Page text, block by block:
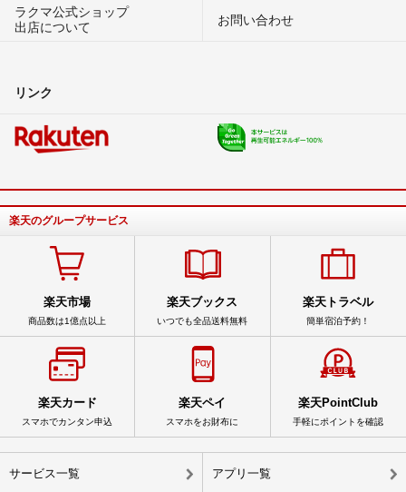
ラクマ公式ショップ
出店について
お問い合わせ
リンク
楽天のグループサービス
楽天市場
商品数は1億点以上
楽天ブックス
いつでも全品送料無料
楽天トラベル
簡単宿泊予約！
楽天カード
スマホでカンタン申込
楽天ペイ
スマホをお財布に
楽天PointClub
手軽にポイントを確認
サービス一覧 アプリ一覧